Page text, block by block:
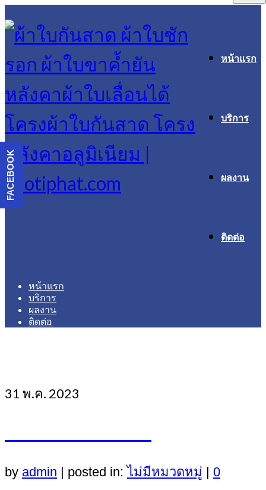
หน้าแรก
บริการ
ผลงาน
ติดต่อ
หน้าแรก
บริการ
ผลงาน
ติดต่อ
31 พ.ค. 2023
by admin | posted in:ไม่มีหมวดหมู่ | 0
FACEBOOK